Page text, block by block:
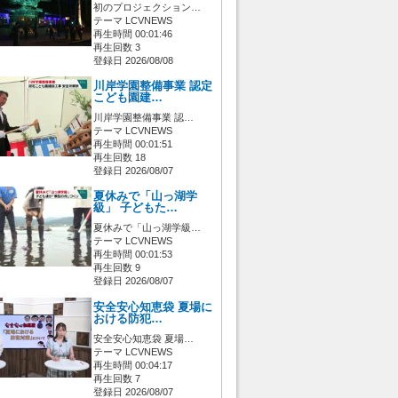
初のプロジェクション…
テーマ LCVNEWS
再生時間 00:01:46
再生回数 3
登録日 2026/08/08
川岸学園整備事業 認定
こども園建…
川岸学園整備事業 認…
テーマ LCVNEWS
再生時間 00:01:51
再生回数 18
登録日 2026/08/07
夏休みで「山っ湖学
級」 子どもた…
夏休みで「山っ湖学級…
テーマ LCVNEWS
再生時間 00:01:53
再生回数 9
登録日 2026/08/07
安全安心知恵袋 夏場に
おける防犯…
安全安心知恵袋 夏場…
テーマ LCVNEWS
再生時間 00:04:17
再生回数 7
登録日 2026/08/07